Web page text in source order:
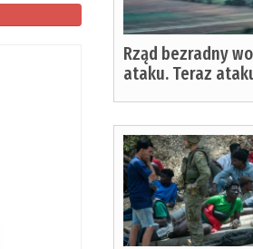
Rząd bezradny
ataku. Teraz